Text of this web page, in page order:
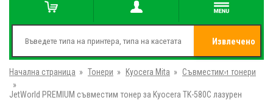
Извлечено
от
Начална страница » Тонери » Kyocera Mita » Съвместими тонери
»
JetWorld PREMIUM съвместим тонер за Kyocera TK-580C лазурен